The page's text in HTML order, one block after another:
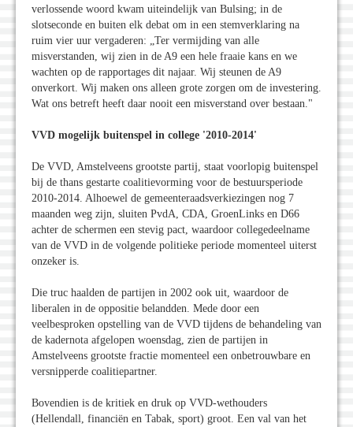
verlossende woord kwam uiteindelijk van Bulsing; in de
slotseconde en buiten elk debat om in een stemverklaring na
ruim vier uur vergaderen: „Ter vermijding van alle
misverstanden, wij zien in de A9 een hele fraaie kans en we
wachten op de rapportages dit najaar. Wij steunen de A9
onverkort. Wij maken ons alleen grote zorgen om de investering.
Wat ons betreft heeft daar nooit een misverstand over bestaan."
VVD mogelijk buitenspel in college '2010-2014'
De VVD, Amstelveens grootste partij, staat voorlopig buitenspel
bij de thans gestarte coalitievorming voor de bestuursperiode
2010-2014. Alhoewel de gemeenteraadsverkiezingen nog 7
maanden weg zijn, sluiten PvdA, CDA, GroenLinks en D66
achter de schermen een stevig pact, waardoor collegedeelname
van de VVD in de volgende politieke periode momenteel uiterst
onzeker is.
Die truc haalden de partijen in 2002 ook uit, waardoor de
liberalen in de oppositie belandden. Mede door een
veelbesproken opstelling van de VVD tijdens de behandeling van
de kadernota afgelopen woensdag, zien de partijen in
Amstelveens grootste fractie momenteel een onbetrouwbare en
versnipperde coalitiepartner.
Bovendien is de kritiek en druk op VVD-wethouders
(Hellendall, financiën en Tabak, sport) groot. Een val van het